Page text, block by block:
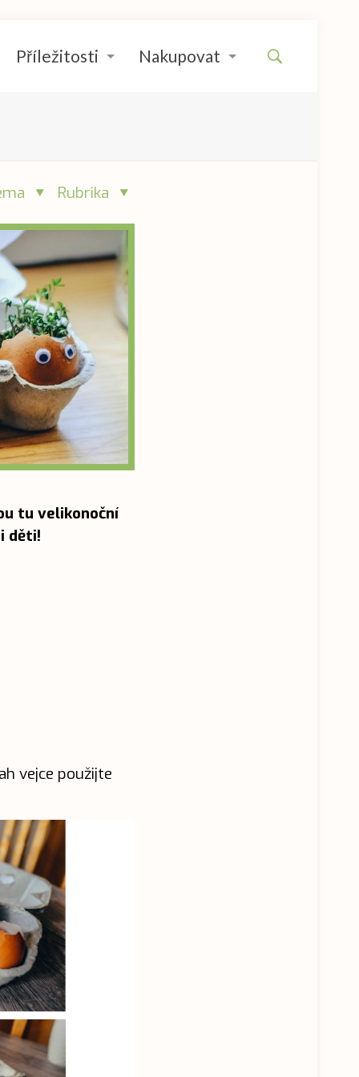
Příležitosti Nakupovat
Rubrika
tu velikonoční
děti!
vejce použijte